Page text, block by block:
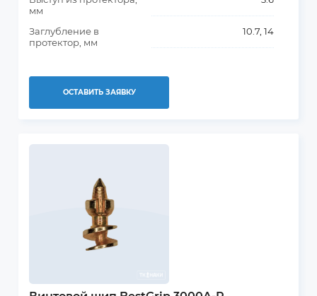
мм
Заглубление в
протектор, мм
10.7, 14
ОСТАВИТЬ ЗАЯВКУ